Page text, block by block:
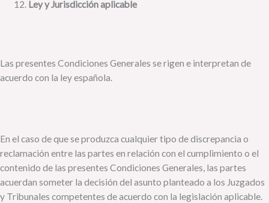
Ley y Jurisdicción aplicable
Las presentes Condiciones Generales se rigen e interpretan de
acuerdo con la ley española.
En el caso de que se produzca cualquier tipo de discrepancia o
reclamación entre las partes en relación con el cumplimiento o el
contenido de las presentes Condiciones Generales, las partes
acuerdan someter la decisión del asunto planteado a los Juzgados
y Tribunales competentes de acuerdo con la legislación aplicable.